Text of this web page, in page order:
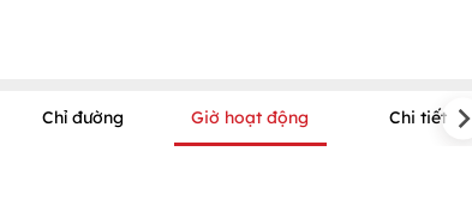
Chỉ đường Giờ hoạt động Chi tiết